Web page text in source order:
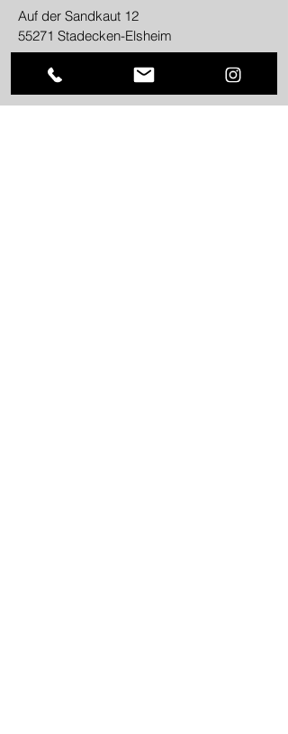
Auf der Sandkaut 12
55271 Stadecken-Elsheim